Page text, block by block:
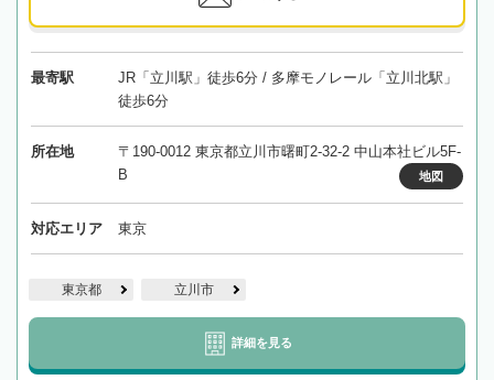
最寄駅
JR「立川駅」徒歩6分 / 多摩モノレール「立川北駅」
徒歩6分
所在地
〒190-0012 東京都立川市曙町2-32-2 中山本社ビル5F-
B
地図
対応エリア 東京
東京都 立川市
詳細を見る